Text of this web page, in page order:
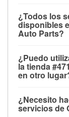
¿Todos los
disponibles
Auto Parts?
las pruebas
motor de
con O'Reilly
todas las
¿Puedo
la tienda
en otro
de O'Reilly
¿Necesito
servicios de